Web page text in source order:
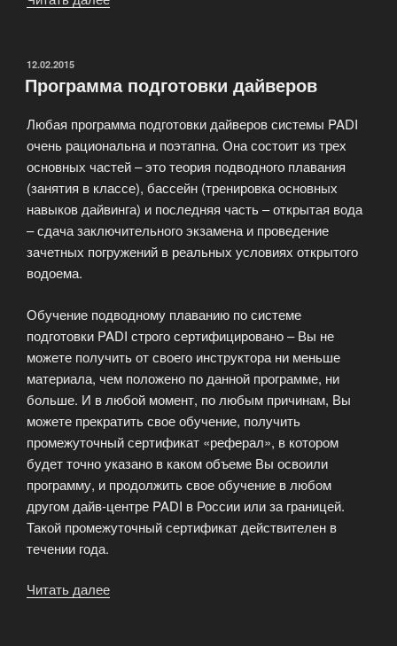
ОПУБЛИКОВАНО
12.02.2015
Программа подготовки дайверов
Любая программа подготовки дайверов системы PADI
очень рациональна и поэтапна. Она состоит из трех
основных частей – это теория подводного плавания
(занятия в классе), бассейн (тренировка основных
навыков дайвинга) и последняя часть – открытая вода
– сдача заключительного экзамена и проведение
зачетных погружений в реальных условиях открытого
водоема.
Обучение подводному плаванию по системе
подготовки PADI строго сертифицировано – Вы не
можете получить от своего инструктора ни меньше
материала, чем положено по данной программе, ни
больше. И в любой момент, по любым причинам, Вы
можете прекратить свое обучение, получить
промежуточный сертификат «реферал», в котором
будет точно указано в каком объеме Вы освоили
программу, и продолжить свое обучение в любом
другом дайв-центре PADI в России или за границей.
Такой промежуточный сертификат действителен в
течении года.
Читать далее